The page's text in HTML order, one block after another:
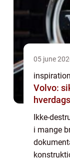
05 june
inspiration
Volvo:
Ikke-
i mange